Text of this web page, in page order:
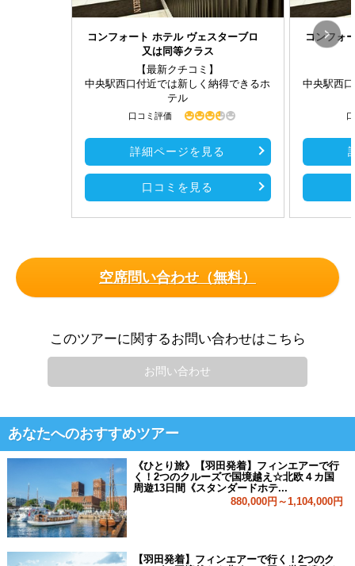
コンフォート ホテル ヴェスターブロ
又は同等クラス
【最新クチコミ】
中央駅西口付近では新しく納得できるホ
テル
口コミ評価
詳細ページを見る
口コミを見る
コンフォ
中央駅西
空席問い合わせ（無料）
このツアーに関するお問い合わせはこちら
お問い合わせ
あなたへのおすすめツアー
《ひとり旅》【羽田発着】フィンエアーで行
く！2つのクルーズで国境越え☆北欧４カ国
周遊13日間《スタンダードホテ...
880,000円～1,104,000円
【羽田発着】フィンエアーで行く！2つのク